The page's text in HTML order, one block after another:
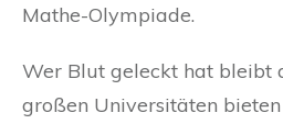
Mathe-Olympiade.
Wer Blut geleckt hat bleibt
großen Universitäten